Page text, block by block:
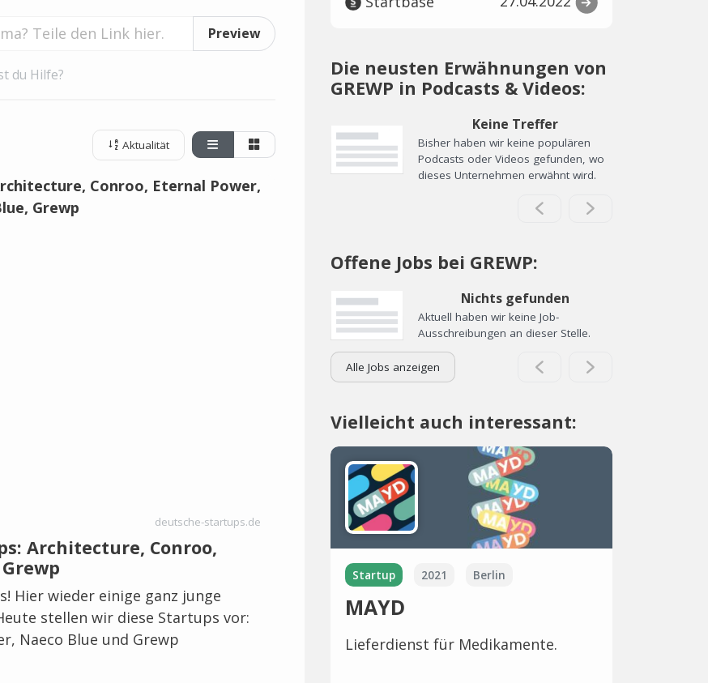
Preview
du Hilfe?
Aktualität
deutsche-startups.de
Architecture, Conroo,
Hier wieder einige ganz junge
stellen wir diese Startups vor:
Naeco Blue und Grewp
Die neusten Erwähnungen von
GREWP in Podcasts & Videos:
Keine Treffer
Bisher haben wir keine populären
Podcasts oder Videos gefunden, wo
dieses Unternehmen erwähnt wird.
Offene Jobs bei GREWP:
Nichts gefunden
Aktuell haben wir keine Job-
Ausschreibungen an dieser Stelle.
Alle Jobs anzeigen
Vielleicht auch interessant:
Startup 2021 Berlin
MAYD
Lieferdienst für Medikamente.